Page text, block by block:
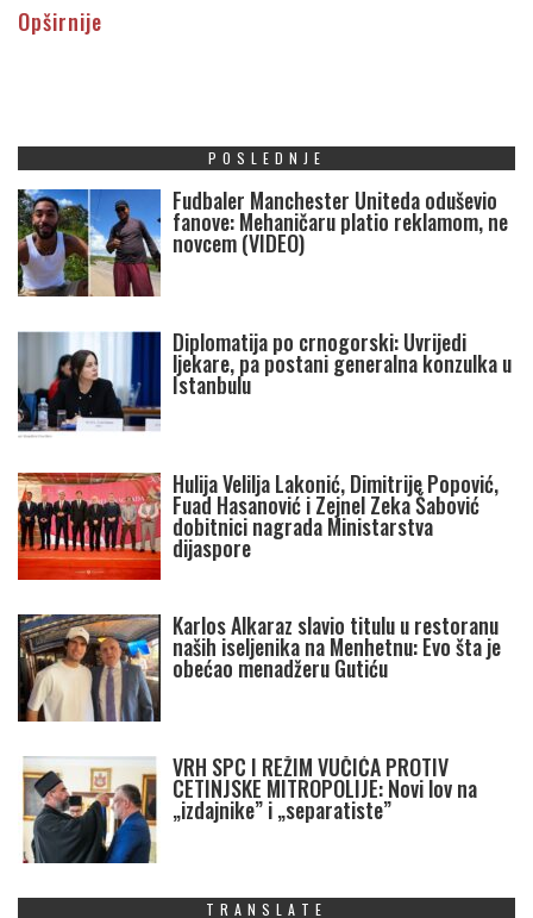
Opširnije
POSLEDNJE
Fudbaler Manchester Uniteda oduševio
fanove: Mehaničaru platio reklamom, ne
novcem (VIDEO)
Diplomatija po crnogorski: Uvrijedi
ljekare, pa postani generalna konzulka u
Istanbulu
Hulija Velilja Lakonić, Dimitrije Popović,
Fuad Hasanović i Zejnel Zeka Šabović
dobitnici nagrada Ministarstva
dijaspore
Karlos Alkaraz slavio titulu u restoranu
naših iseljenika na Menhetnu: Evo šta je
obećao menadžeru Gutiću
VRH SPC I REŽIM VUČIĆA PROTIV
CETINJSKE MITROPOLIJE: Novi lov na
„izdajnike” i „separatiste”
TRANSLATE